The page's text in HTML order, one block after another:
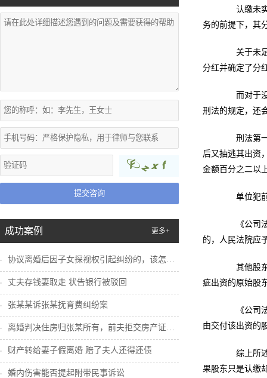
提交咨询
成功案例 更多+
协议离婚后因子女探视权引起纠纷的，该怎么...
丈夫存钱妻取走 状告银行被驳回
张某某诉张某抚育费纠纷案
离婚判决住房归张某所有，前夫拒交房产证怎...
财产转给妻子假离婚 赔了夫人还得还债
婚内伤害能否提起附带民事诉讼
认缴未实
务的前提下，其
关于未足
分红并确定了分
而对于没
刑法的规定，还
刑法第一
后又抽逃其出资
金额百分之二以
单位犯前
《公司法
的，人民法院应
其他股东
疵出资的原始股
《公司法
由交付该出资的
综上所述
果股东只是认缴